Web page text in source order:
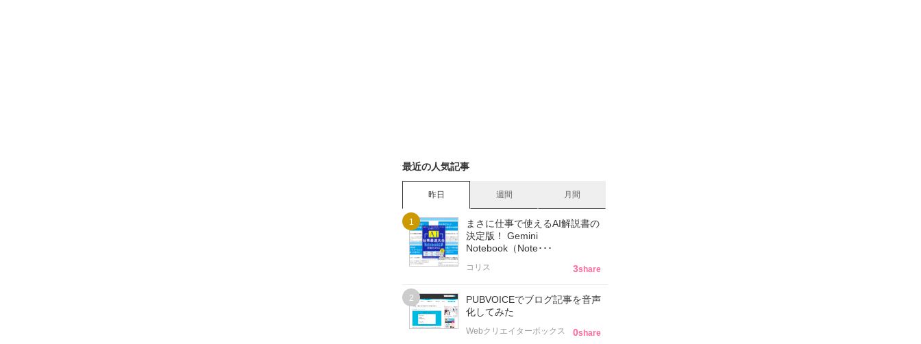
最近の人気記事
昨日 週間 月間
まさに仕事で使えるAI解説書の
決定版！ Gemini
Notebook（Note･･･
コリス 3share
PUBVOICEでブログ記事を音声
化してみた
Webクリエイターボックス 0share